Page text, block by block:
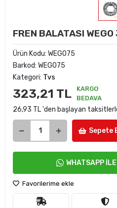
FREN BALATASI WEGO
Ürün Kodu: WEG075
Barkod: WEG075
Kategori: Tvs
323,21 TL
KARGO
BEDAVA
26,93 TL 'den başlayan
Sepete
WHATSAPP
Favorilerime ekle